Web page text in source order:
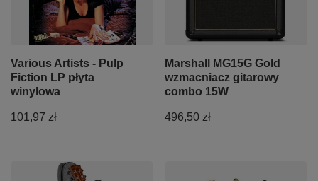
Various Artists - Pulp
Fiction LP płyta
winylowa
101,97 zł
Marshall MG15G Gold
wzmacniacz gitarowy
combo 15W
496,50 zł